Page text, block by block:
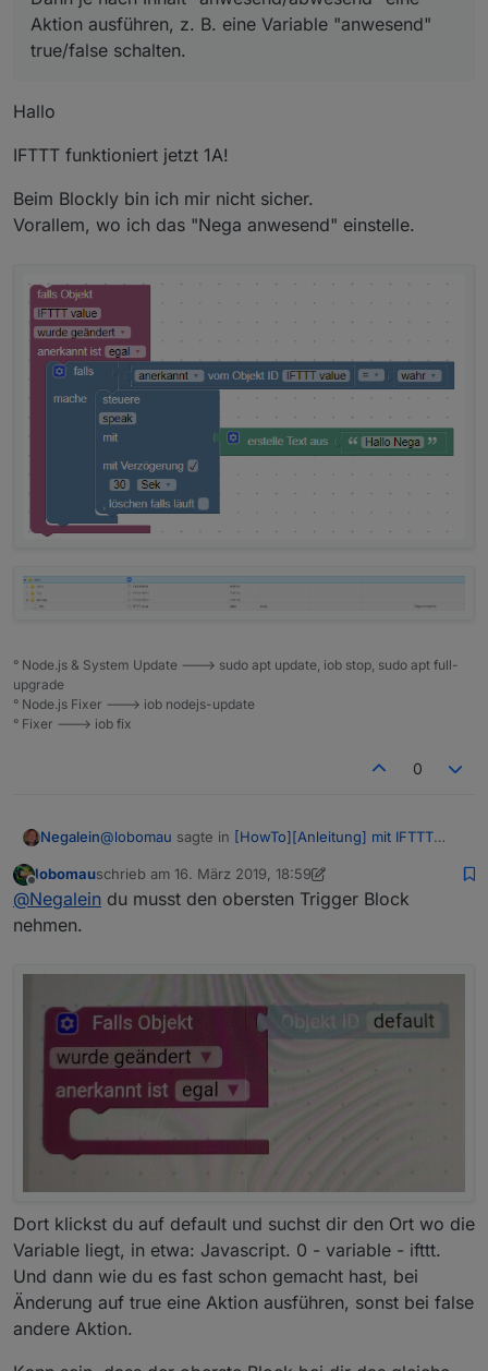
Aktion ausführen, z. B. eine Variable "anwesend"
true/false schalten.
Hallo
IFTTT funktioniert jetzt 1A!
Beim Blockly bin ich mir nicht sicher.
Vorallem, wo ich das "Nega anwesend" einstelle.
° Node.js & System Update ---> sudo apt update, iob stop, sudo apt full-
upgrade
° Node.js Fixer ---> iob nodejs-update
° Fixer ---> iob fix
0
Negalein@lobomau sagte in [HowTo][Anleitung] mit IFTTT
@ Negaleinich kann den Import leider nicht
"cloud.0.services.ifttt". Dann je nach Inhalt
"anwesend/abwesend" eine Aktion ausführen,
z. B. eine Variable "anwesend" true/false
IFTTT funktioniert jetzt 1A!
Beim Blockly bin ich mir nicht sicher.
Vorallem, wo ich das "Nega anwesend" einstelle.
Offline
lobomauschrieb am 16. März 2019, 18:59
zuletzt editiert von lobomau
@Negalein du musst den obersten Trigger Block
nehmen.
Dort klickst du auf default und suchst dir den Ort wo die
Variable liegt, in etwa: Javascript. 0 - variable - ifttt.
Und dann wie du es fast schon gemacht hast, bei
Änderung auf true eine Aktion ausführen, sonst bei false
andere Aktion.